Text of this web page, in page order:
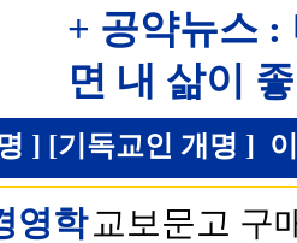
+ 공약뉴스 :
면 내 삶이
] [기독교인 개명 ]
영학 교보문고 구